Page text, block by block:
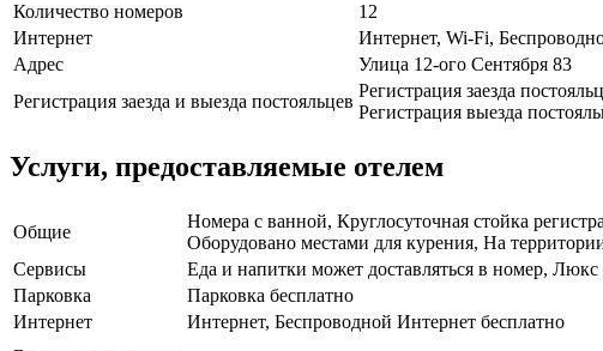
Количество номеров
12
Интернет
Интернет, Wi-Fi,
Адрес
Улица 12-ого Сентября 83
Регистрация заезда и выезда постояльцев
Регистрация заезда
Регистрация выезда
Услуги, предоставляемые отелем
Общие
Номера с ванной, Круглосуточная стойка
Оборудовано местами для курения, На
Сервисы
Еда и напитки может доставляться в номер,
Парковка
Парковка бесплатно
Интернет
Интернет, Беспроводной Интернет бесплатно